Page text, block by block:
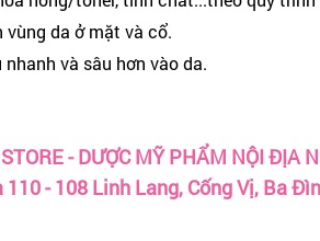
vùng da ở mặt và cổ.
và sâu hơn vào da.
- DƯỢC MỸ PHẨM NỘI ĐỊA
- 108 Linh Lang, Cống Vị, Ba